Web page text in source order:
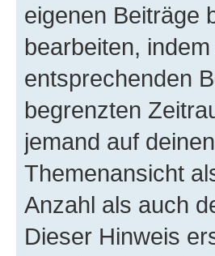
eigenen Beiträge
bearbeiten,
entsprechenden
begrenzten
jemand auf
Themenansicht
Anzahl als auch
Dieser Hinweis